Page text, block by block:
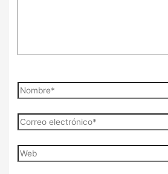
Nombre*
Correo
electrónico*
Web